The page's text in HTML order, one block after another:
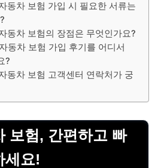
동차 보험 가입 시 필요한 서류는
동차 보험의 장점은 무엇인가요?
동차 보험 가입 후기를 어디서
?
동차 보험 고객센터 연락처가 궁
보험, 간편하고 빠
세요!